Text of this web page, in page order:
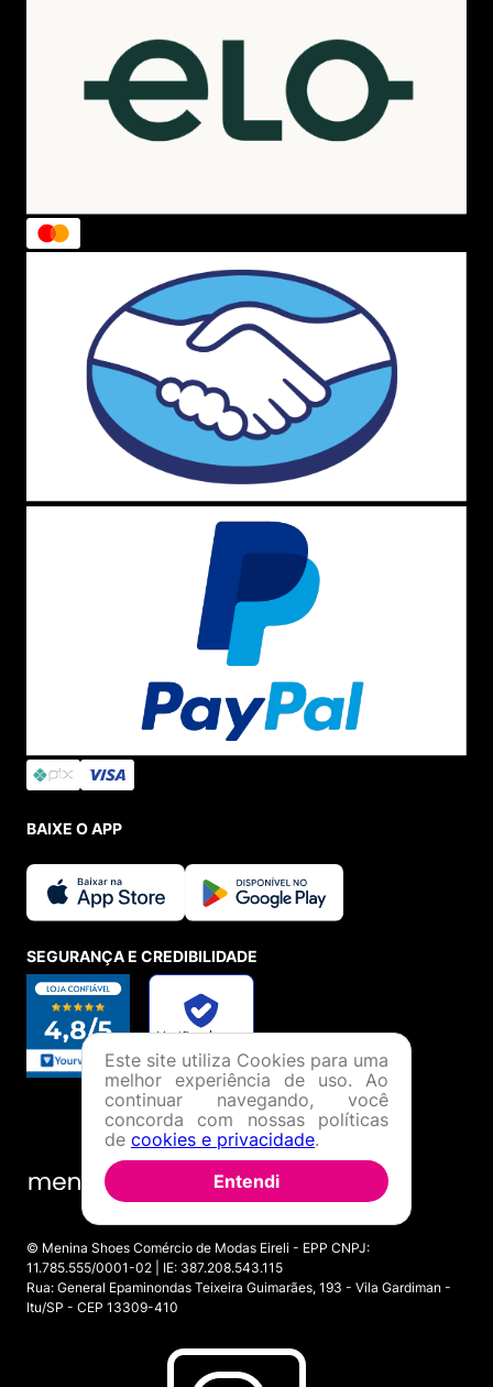
BAIXE O APP
SEGURANÇA E CREDIBILIDADE
© Menina Shoes Comércio de Modas Eireli - EPP CNPJ:
11.785.555/0001-02 | IE: 387.208.543.115
Rua: General Epaminondas Teixeira Guimarães, 193 - Vila Gardiman -
Itu/SP - CEP 13309-410
Este site utiliza Cookies para uma
melhor experiência de uso. Ao
continuar navegando, você
concorda com nossas políticas
de cookies e privacidade.
Entendi